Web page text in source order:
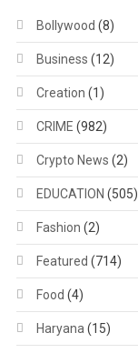
Bollywood (8)
Business (12)
Creation (1)
CRIME (982)
Crypto News (2)
EDUCATION (505)
Fashion (2)
Featured (714)
Food (4)
Haryana (15)